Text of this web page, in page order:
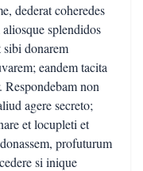
dederat coheredes
splendidos
sibi donarem
eandem tacita
non
agere secreto;
et locupleti et
profuturum
si inique